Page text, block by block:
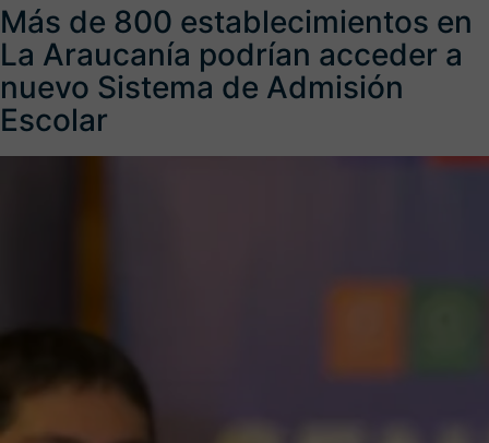
Más de 800 establecimientos en
La Araucanía podrían acceder a
nuevo Sistema de Admisión
Escolar